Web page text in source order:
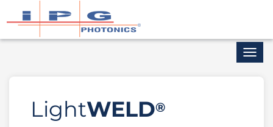
LightWELD®